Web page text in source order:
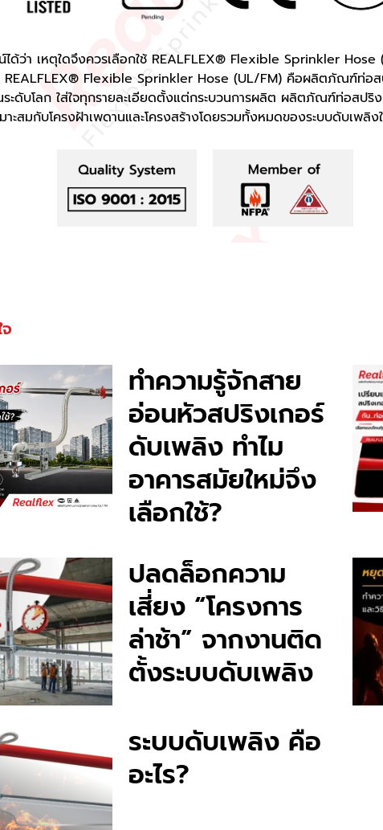
ด้ว่า เหตุใดจึงควรเลือกใช้ REALFLEX® Flexible Sprinkler Hose
REALFLEX® Flexible Sprinkler Hose (UL/FM) คือผลิตภัณฑ์ท่อ
ะดับโลก ใส่ใจทุกรายละเอียดตั้งแต่กระบวนการผลิต ผลิตภัณฑ์ท่อสปริ
าะสมกับโครงฝ้าเพดานและโครงสร้างโดยรวมทั้งหมดของระบบดับเพลิง
ทำความรู้จักสาย
อ่อนหัวสปริงเกอร์
ดับเพลิง ทำไม
อาคารสมัยใหม่จึง
เลือกใช้?
ปลดล็อกความ
เสี่ยง “โครงการ
ล่าช้า” จากงานติด
ตั้งระบบดับเพลิง
ระบบดับเพลิง คือ
อะไร?